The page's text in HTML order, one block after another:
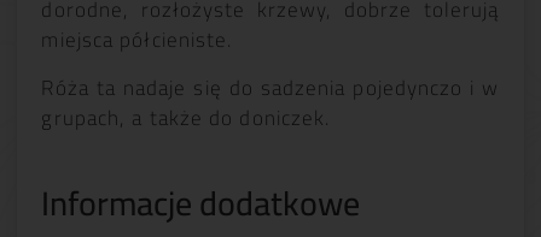
dorodne, rozłożyste krzewy, dobrze tolerują
miejsca półcieniste.
Róża ta nadaje się do sadzenia pojedynczo i w
grupach, a także do doniczek.
Informacje dodatkowe